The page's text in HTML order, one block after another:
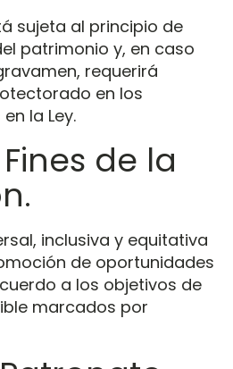
sujeta al principio de
patrimonio y, en caso
requerirá
en los
la Ley.
de la
inclusiva y equitativa
de oportunidades
a los objetivos de
marcados por